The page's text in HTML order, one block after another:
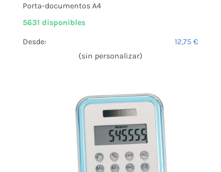
Porta-documentos A4
5631 disponibles
Desde: 12,75€
(sin personalizar)